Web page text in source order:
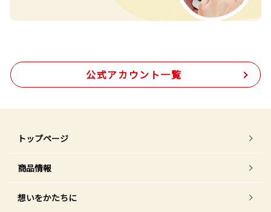
公式アカウント一覧
トップページ
商品情報
想いをかたちに